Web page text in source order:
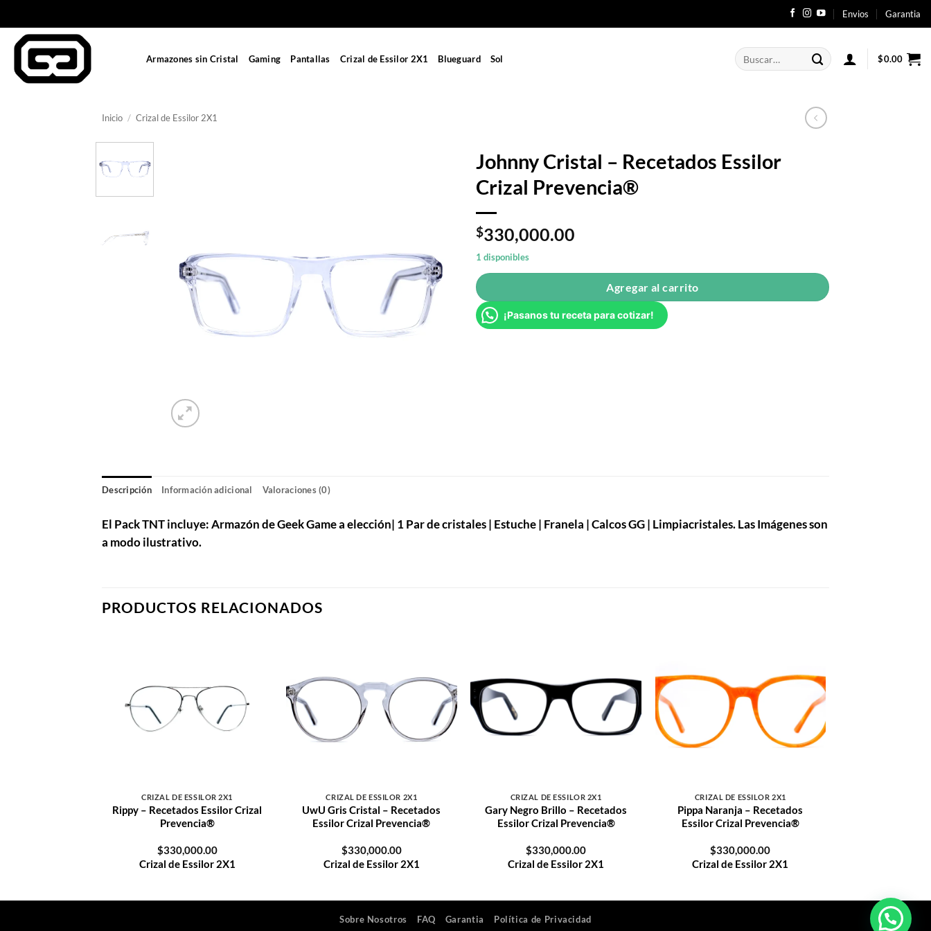
al
contenido
Envios Garantia
Armazones sin Cristal Gaming Pantallas Crizal de Essilor 2X1 Blueguard Sol
Buscar
por:
$0.00
Inicio / Crizal de Essilor 2X1
Johnny Cristal – Recetados Essilor
Crizal Prevencia®
$330,000.00
1 disponibles
Agregar al carrito
¡Pasanos tu receta para cotizar!
Descripción Información adicional Valoraciones (0)
El Pack TNT incluye: Armazón de Geek Game a elección| 1 Par de cristales | Estuche | Franela | Calcos GG | Limpiacristales. Las Imágenes son
a modo ilustrativo.
PRODUCTOS RELACIONADOS
CRIZAL DE ESSILOR 2X1
Rippy – Recetados Essilor Crizal
Prevencia®
$330,000.00
Crizal de Essilor 2X1
CRIZAL DE ESSILOR 2X1
UwU Gris Cristal – Recetados
Essilor Crizal Prevencia®
$330,000.00
Crizal de Essilor 2X1
CRIZAL DE ESSILOR 2X1
Gary Negro Brillo – Recetados
Essilor Crizal Prevencia®
$330,000.00
Crizal de Essilor 2X1
CRIZAL DE ESSILOR 2X1
Pippa Naranja – Recetados
Essilor Crizal Prevencia®
$330,000.00
Crizal de Essilor 2X1
Sobre Nosotros FAQ Garantia Política de Privacidad